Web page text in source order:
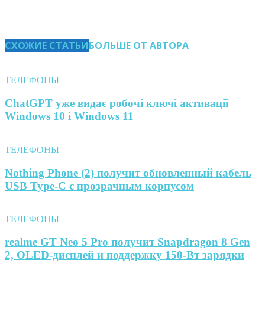
СХОЖИЕ СТАТЬИБОЛЬШЕ ОТ АВТОРА
ТЕЛЕФОНЫ
ChatGPT уже видає робочі ключі активації
Windows 10 і Windows 11
ТЕЛЕФОНЫ
Nothing Phone (2) получит обновленный кабель
USB Type-C с прозрачным корпусом
ТЕЛЕФОНЫ
realme GT Neo 5 Pro получит Snapdragon 8 Gen
2, OLED-дисплей и поддержку 150-Вт зарядки